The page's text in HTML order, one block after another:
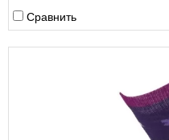
Сравнить